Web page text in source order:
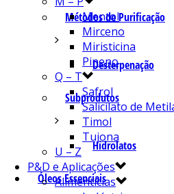
Métodos de Purificação
Desterpenação
Subprodutos
Hidrolatos
Óleos Essenciais
Mentol
Mirceno
Miristicina
Pineno
Q – T
Safrol
Salicilato de
Timol
Tujona
U – Z
P&D e Aplicações
Alimentícias